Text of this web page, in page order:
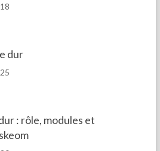
dur
: rôle, modules et